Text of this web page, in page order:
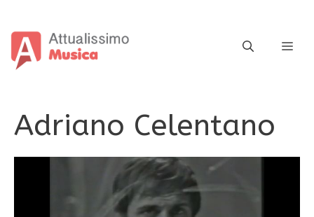
contenuto
Adriano Celentano